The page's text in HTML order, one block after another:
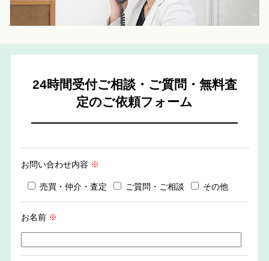
24時間受付ご相談・ご質問・無料査
定のご依頼フォーム
お問い合わせ内容 ※
売買・仲介・査定 ご質問・ご相談 その他
お名前 ※